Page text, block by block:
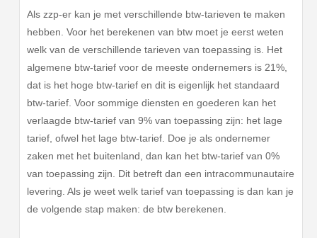
Als zzp-er kan je met verschillende btw-tarieven te maken
hebben. Voor het berekenen van btw moet je eerst weten
welk van de verschillende tarieven van toepassing is. Het
algemene btw-tarief voor de meeste ondernemers is 21%,
dat is het hoge btw-tarief en dit is eigenlijk het standaard
btw-tarief. Voor sommige diensten en goederen kan het
verlaagde btw-tarief van 9% van toepassing zijn: het lage
tarief, ofwel het lage btw-tarief. Doe je als ondernemer
zaken met het buitenland, dan kan het btw-tarief van 0%
van toepassing zijn. Dit betreft dan een intracommunautaire
levering. Als je weet welk tarief van toepassing is dan kan je
de volgende stap maken: de btw berekenen.